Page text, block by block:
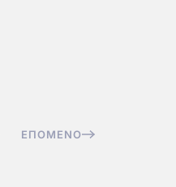
ΕΠΌΜΕΝΟ